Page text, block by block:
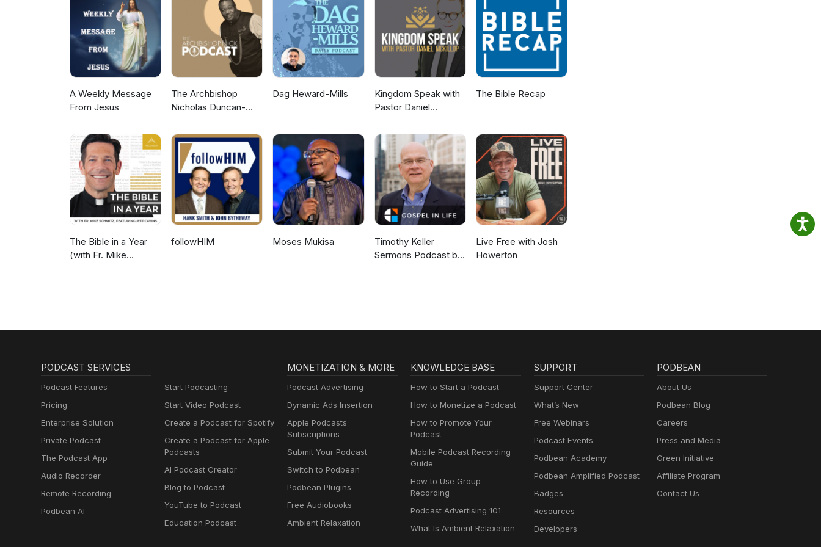
sprawach mających wieczną – a nie jedynie ziemską – wartość. To ważne przypomnienie w obliczu
pokusy, jakiej często ulegają chrześcijanie – rozpraszaniu się na rzeczy niewarte uwagi i poświęcaniu
wszystkich myśli i energii sprawom tego świata, a zapominaniu o prawdziwej rzeczywistości. Czym
jednak jest prawdziwa rzeczywistość dla chrześcijanina? Zapraszamy do obejrzenia i wysłuchania
najnowszego kazania Kościoła Chrześcijańskiego Pojednanie.
A Weekly Message
From Jesus
The Archbishop
Nicholas Duncan-
Dag Heward-Mills
Kingdom Speak with
Pastor Daniel
The Bible Recap
The Bible in a Year
(with Fr. Mike
followHIM Moses Mukisa
Timothy Keller
Sermons Podcast by
Live Free with Josh
Howerton
PODCAST SERVICES
Podcast Features
Pricing
Enterprise Solution
Private Podcast
The Podcast App
Audio Recorder
Remote Recording
Podbean AI
Start Podcasting
Start Video Podcast
Create a Podcast for Spotify
Create a Podcast for Apple
Podcasts
AI Podcast Creator
Blog to Podcast
YouTube to Podcast
Education Podcast
MONETIZATION & MORE
Podcast Advertising
Dynamic Ads Insertion
Apple Podcasts
Subscriptions
Submit Your Podcast
Switch to Podbean
Podbean Plugins
Free Audiobooks
Ambient Relaxation
KNOWLEDGE BASE
How to Start a Podcast
How to Monetize a Podcast
How to Promote Your
Podcast
Mobile Podcast Recording
Guide
How to Use Group
Recording
Podcast Advertising 101
What Is Ambient Relaxation
SUPPORT
Support Center
What’s New
Free Webinars
Podcast Events
Podbean Academy
Podbean Amplified Podcast
Badges
Resources
Developers
PODBEAN
About Us
Podbean Blog
Careers
Press and Media
Green Initiative
Affiliate Program
Contact Us